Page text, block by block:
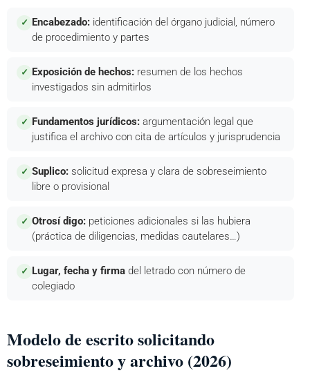
✓ Encabezado: identificación del órgano judicial, número
de procedimiento y partes
✓ Exposición de hechos: resumen de los hechos
investigados sin admitirlos
✓ Fundamentos jurídicos: argumentación legal que
justifica el archivo con cita de artículos y jurisprudencia
✓ Suplico: solicitud expresa y clara de sobreseimiento
libre o provisional
✓ Otrosí digo: peticiones adicionales si las hubiera
(práctica de diligencias, medidas cautelares…)
✓ Lugar, fecha y firma del letrado con número de
colegiado
Modelo de escrito solicitando
sobreseimiento y archivo (2026)